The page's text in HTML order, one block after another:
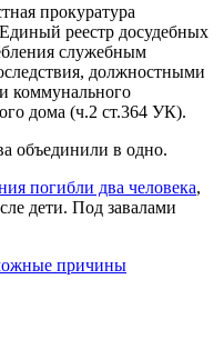
прокуратура
реестр досудебных
служебным
должностными
коммунального
дома (ч.2 ст.364 УК).
объединили в одно.
погибли два человека,
дети. Под завалами
причины